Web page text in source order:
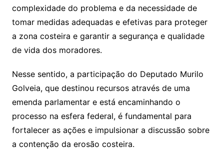
complexidade do problema e da necessidade de
tomar medidas adequadas e efetivas para proteger
a zona costeira e garantir a segurança e qualidade
de vida dos moradores.
Nesse sentido, a participação do Deputado Murilo
Golveia, que destinou recursos através de uma
emenda parlamentar e está encaminhando o
processo na esfera federal, é fundamental para
fortalecer as ações e impulsionar a discussão sobre
a contenção da erosão costeira.